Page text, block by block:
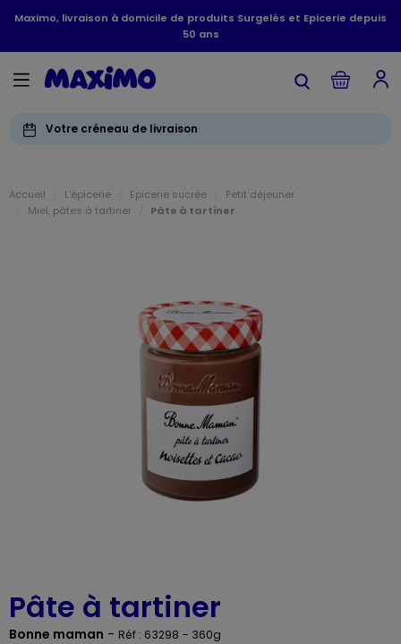
Maximo, livraison à domicile de produits Surgelés et Epicerie depuis
50 ans
Votre créneau de livraison
Accueil L'épicerie Epicerie sucrée
Petit déjeuner
Miel, pâtes à tartiner
Pâte à tartiner
Pâte à tartiner
Bonne maman - Réf : 63298 - 360g